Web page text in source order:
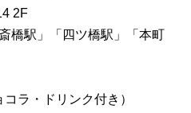
2F
橋駅」「四ツ橋駅」「本町
ラ・ドリンク付き）